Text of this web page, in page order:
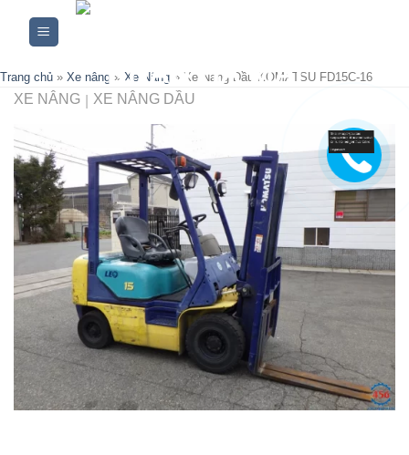
Trang chủ » Xe nâng » Xe Nâng » Xe Nâng Dầu KOMATSU FD15C-16
XE NÂNG XE NÂNG DẦU